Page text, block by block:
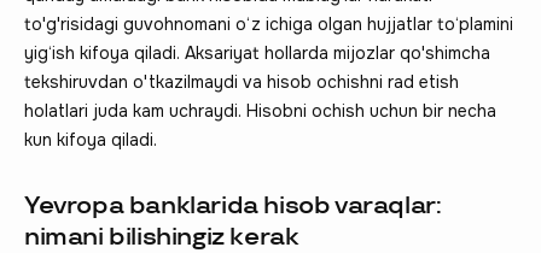
to'g'risidagi guvohnomani o‘z ichiga olgan hujjatlar to‘plamini
yig‘ish kifoya qiladi. Aksariyat hollarda mijozlar qo'shimcha
tekshiruvdan o'tkazilmaydi va hisob ochishni rad etish
holatlari juda kam uchraydi. Hisobni ochish uchun bir necha
kun kifoya qiladi.
Yevropa banklarida hisob varaqlar:
nimani bilishingiz kerak